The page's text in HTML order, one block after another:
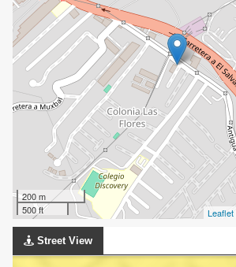
200 m
500 ft
Leaflet
Street View